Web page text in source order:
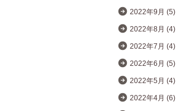
2022年9月 (5)
2022年8月 (4)
2022年7月 (4)
2022年6月 (5)
2022年5月 (4)
2022年4月 (6)